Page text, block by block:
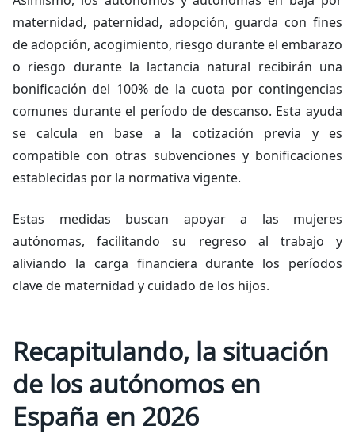
maternidad, paternidad, adopción, guarda con fines
de adopción, acogimiento, riesgo durante el embarazo
o riesgo durante la lactancia natural recibirán una
bonificación del 100% de la cuota por contingencias
comunes durante el período de descanso. Esta ayuda
se calcula en base a la cotización previa y es
compatible con otras subvenciones y bonificaciones
establecidas por la normativa vigente.
Estas medidas buscan apoyar a las mujeres
autónomas, facilitando su regreso al trabajo y
aliviando la carga financiera durante los períodos
clave de maternidad y cuidado de los hijos.
Recapitulando, la situación
de los autónomos en
España en 2026